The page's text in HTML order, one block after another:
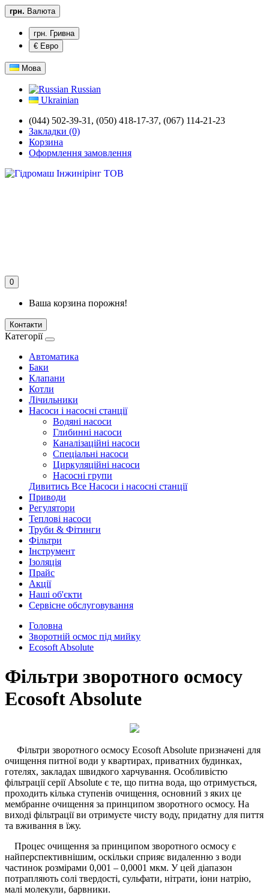
грн. Валюта
грн. Гривна
€ Евро
Мова
Russian
Ukrainian
(044) 502-39-31, (050) 418-17-37, (067) 114-21-23
Закладки (0)
Корзина
Оформлення замовлення
0
Ваша корзина порожня!
Контакти
Категорії
Автоматика
Баки
Клапани
Котли
Лічильники
Насоси і насосні станції
Водяні насоси
Глибинні насоси
Каналізаційні насоси
Спеціальні насоси
Циркуляційні насоси
Насосні групи
Дивитись Все Насоси і насосні станції
Приводи
Регулятори
Теплові насоси
Труби & Фітинги
Фільтри
Інструмент
Ізоляція
Прайс
Акції
Наші об'єкти
Сервісне обслуговування
Головна
Зворотній осмос під мийку
Ecosoft Absolute
Фільтри зворотного осмосу
Ecosoft Absolute
Фільтри зворотного осмосу Ecosoft Absolute призначені для
очищення питної води у квартирах, приватних будинках,
готелях, закладах швидкого харчування. Особливістю
фільтрації серії Absolute є те, що питна вода, що отримується,
проходить кілька ступенів очищення, основний з яких це
мембранне очищення за принципом зворотного осмосу. На
виході фільтрації ви отримуєте чисту воду, придатну для пиття
та вживання в їжу.
Процес очищення за принципом зворотного осмосу є
найперспективнішим, оскільки сприяє видаленню з води
частинок розмірами 0,001 – 0,0001 мкм. У цей діапазон
потрапляють солі твердості, сульфати, нітрати, іони натрію,
малі молекули, барвники.